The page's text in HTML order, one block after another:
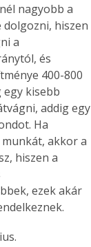
nagyobb a
dolgozni, hiszen
a
és
400-800
kisebb
addig egy
Ha
akkor a
hiszen a
ezek akár